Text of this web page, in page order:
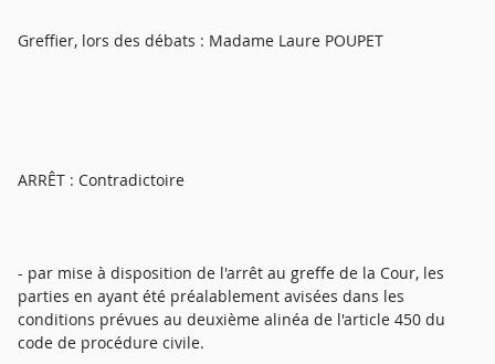
Greffier, lors des débats : Madame Laure POUPET
ARRÊT : Contradictoire
- par mise à disposition de l'arrêt au greffe de la Cour, les
parties en ayant été préalablement avisées dans les
conditions prévues au deuxième alinéa de l'article 450 du
code de procédure civile.